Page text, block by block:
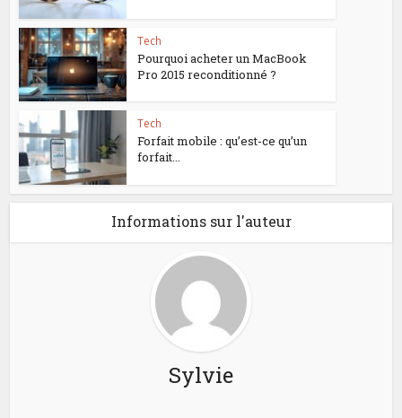
Tech
Pourquoi acheter un MacBook
Pro 2015 reconditionné ?
Tech
Forfait mobile : qu’est-ce qu’un
forfait...
Informations sur l'auteur
Sylvie